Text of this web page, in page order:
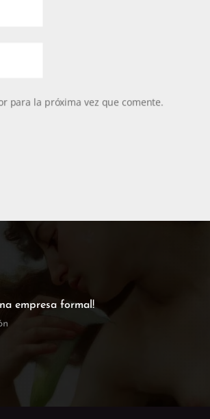
para la próxima vez que comente.
empresa formal!